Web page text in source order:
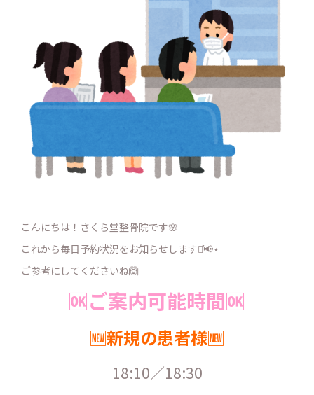
こんにちは！さくら堂整骨院です🌸
これから毎日予約状況をお知らせします⋆͛📢⋆
ご参考にしてくださいね🙆
🆗ご案内可能時間🆗
🆕新規の患者様🆕
18:10／18:30